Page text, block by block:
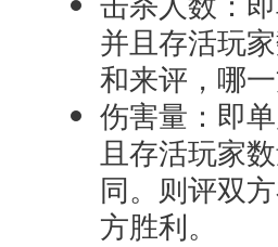
并且存活玩
和来评，哪
伤害量：即
且存活玩家
同。则评双
方胜利。